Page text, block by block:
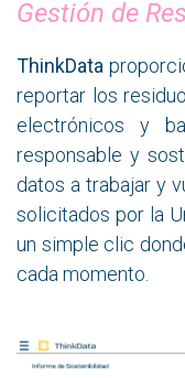
Gestión de
ThinkData
reportar los
electrónicos y
responsable y
datos a trabajar y
solicitados por la
un simple clic
cada momento.